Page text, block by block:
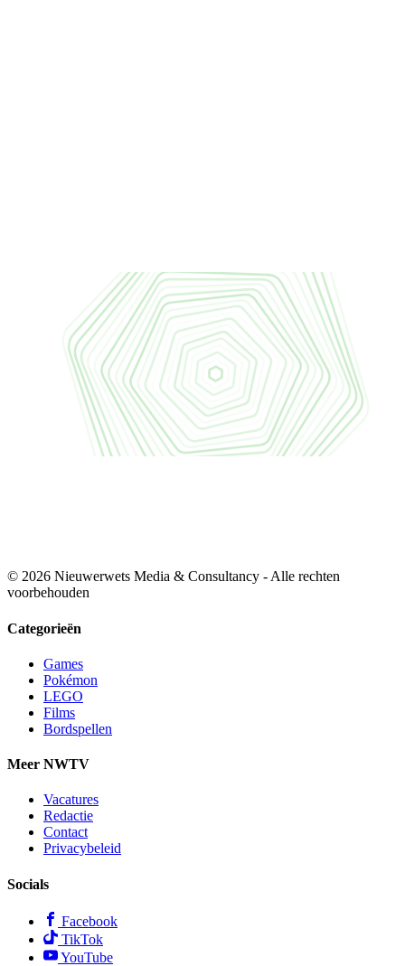
© 2026 Nieuwerwets Media & Consultancy - Alle rechten
voorbehouden
Categorieën
Games
Pokémon
LEGO
Films
Bordspellen
Meer NWTV
Vacatures
Redactie
Contact
Privacybeleid
Socials
Facebook
TikTok
YouTube